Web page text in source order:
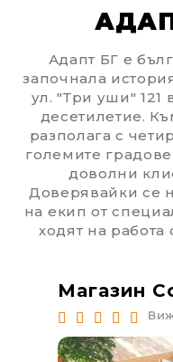
Адапт БГ е
започнала
ул. "Три уши"
десетилетие.
разполага с
големите
доволни
Доверявайки се
на екип от
ходят на работа
Магазин